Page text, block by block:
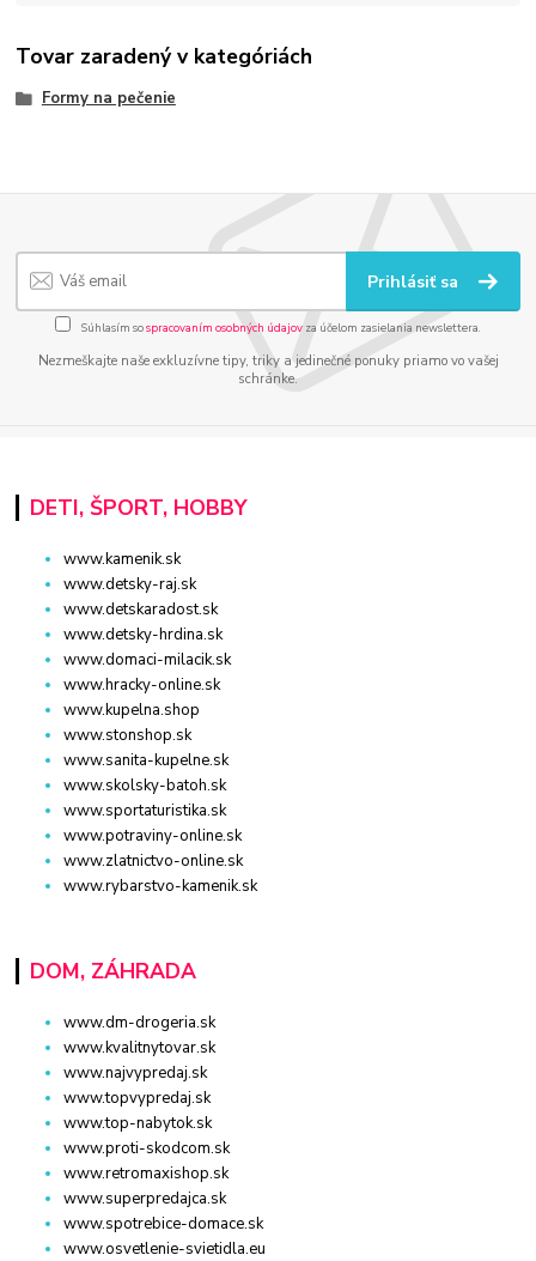
Tovar zaradený v kategóriách
Formy na pečenie
Prihlásiť sa
Súhlasím sospracovaním osobných údajov za účelom zasielania newslettera.
Nezmeškajte naše exkluzívne tipy, triky a jedinečné ponuky priamo vo vašej
schránke.
DETI, ŠPORT, HOBBY
www.kamenik.sk
www.detsky-raj.sk
www.detskaradost.sk
www.detsky-hrdina.sk
www.domaci-milacik.sk
www.hracky-online.sk
www.kupelna.shop
www.stonshop.sk
www.sanita-kupelne.sk
www.skolsky-batoh.sk
www.sportaturistika.sk
www.potraviny-online.sk
www.zlatnictvo-online.sk
www.rybarstvo-kamenik.sk
DOM, ZÁHRADA
www.dm-drogeria.sk
www.kvalitnytovar.sk
www.najvypredaj.sk
www.topvypredaj.sk
www.top-nabytok.sk
www.proti-skodcom.sk
www.retromaxishop.sk
www.superpredajca.sk
www.spotrebice-domace.sk
www.osvetlenie-svietidla.eu